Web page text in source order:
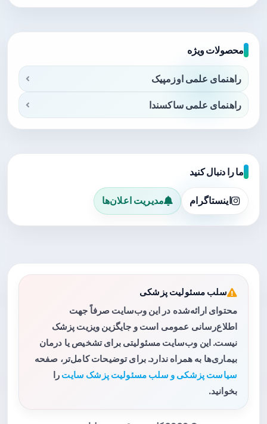
محصولات ویژه
راهنمای علمی اوزمپیک
راهنمای علمی ساکسندا
ما را دنبال کنید
اینستاگرام مدیریت اعلان‌ها
سلب مسئولیت پزشکی
محتوای ارائه‌شده در این وب‌سایت صرفاً جهت
اطلاع‌رسانی عمومی است و جایگزین ویزیت پزشک
نیست. این وب‌سایت مسئولیتی برای تشخیص یا درمان
بیماری‌ها به همراه ندارد. برای توضیحات کامل‌تر، صفحه
سیاست پزشکی و سلب مسئولیت پزشک سایت را
بخوانید.